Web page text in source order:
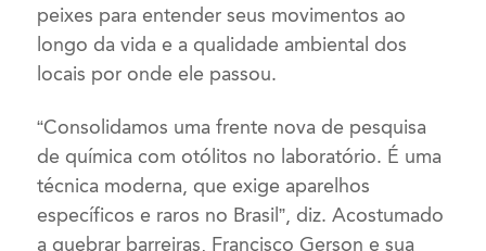
peixes para entender seus movimentos ao
longo da vida e a qualidade ambiental dos
locais por onde ele passou.
“Consolidamos uma frente nova de pesquisa
de química com otólitos no laboratório. É uma
técnica moderna, que exige aparelhos
específicos e raros no Brasil”, diz. Acostumado
a quebrar barreiras, Francisco Gerson e sua